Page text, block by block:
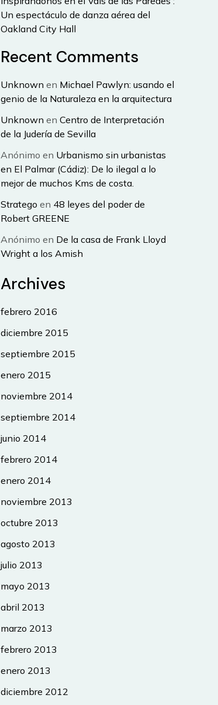
Un espectáculo de danza aérea del
Oakland City Hall
Recent Comments
Unknown en Michael Pawlyn: usando el
genio de la Naturaleza en la arquitectura
Unknown en Centro de Interpretación
de la Judería de Sevilla
Anónimo en Urbanismo sin urbanistas
en El Palmar (Cádiz): De lo ilegal a lo
mejor de muchos Kms de costa.
Stratego en 48 leyes del poder de
Robert GREENE
Anónimo en De la casa de Frank Lloyd
Wright a los Amish
Archives
febrero 2016
diciembre 2015
septiembre 2015
enero 2015
noviembre 2014
septiembre 2014
junio 2014
febrero 2014
enero 2014
noviembre 2013
octubre 2013
agosto 2013
julio 2013
mayo 2013
abril 2013
marzo 2013
febrero 2013
enero 2013
diciembre 2012